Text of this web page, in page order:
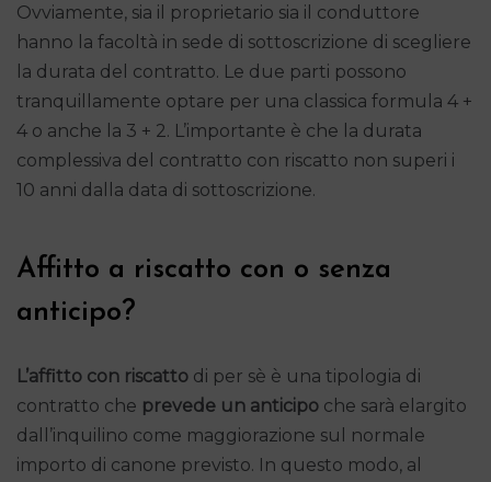
Ovviamente, sia il proprietario sia il conduttore
hanno la facoltà in sede di sottoscrizione di scegliere
la durata del contratto. Le due parti possono
tranquillamente optare per una classica formula 4 +
4 o anche la 3 + 2. L’importante è che la durata
complessiva del contratto con riscatto non superi i
10 anni dalla data di sottoscrizione.
Affitto a riscatto con o senza
anticipo?
L’affitto con riscatto di per sè è una tipologia di
contratto che prevede un anticipo che sarà elargito
dall’inquilino come maggiorazione sul normale
importo di canone previsto. In questo modo, al